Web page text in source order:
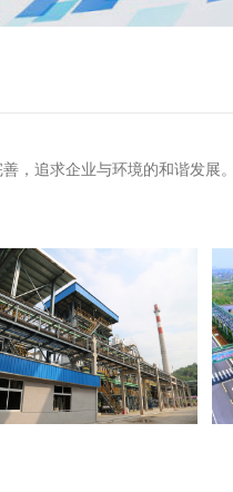
，追求企业与环境的和谐发展。